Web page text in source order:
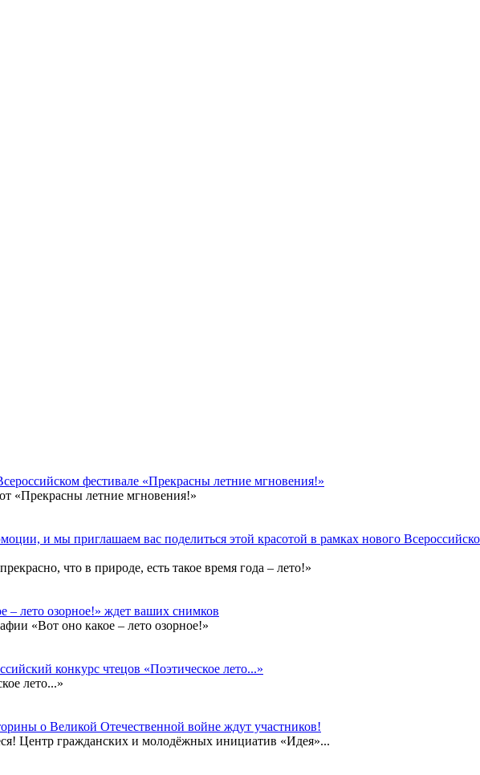
фестивале «Прекрасны летние мгновения!»
«Прекрасны летние мгновения!»
и мы приглашаем вас поделиться этой красотой в рамках нового
что в природе, есть такое время года – лето!»
– лето озорное!» ждет ваших снимков
«Вот оно какое – лето озорное!»
конкурс чтецов «Поэтическое лето...»
лето...»
о Великой Отечественной войне ждут участников!
Центр гражданских и молодёжных инициатив «Идея»...